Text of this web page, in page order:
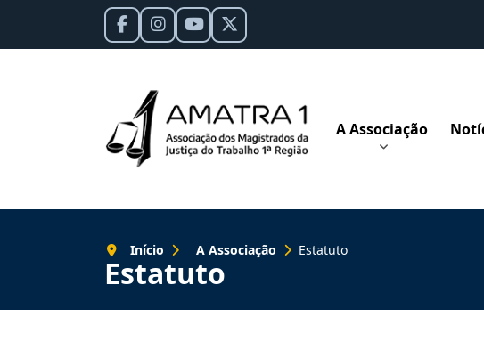
A Associação
Estatuto
Início A Associação Estatuto